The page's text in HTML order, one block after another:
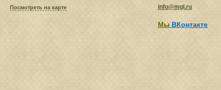
Посмотреть на карте info@mgl.ru
Мы ВКонтакте